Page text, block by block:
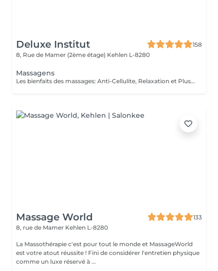
Deluxe Institut
158
8, Rue de Mamer (2ème étage) Kehlen L-8280
Massagens
Les bienfaits des massages: Anti-Cellulite, Relaxation et Plus Le massage est une pratique ancestrale qui procure de nombreux bienfaits pour le corps et l'esprit. Selon la technique utilisée, il peut agir sur la détente, la circulation ou encore l'élimination des toxines. Le massage anti-cellulite : Il aide à réduire l'aspect peau d'orange en stimulant la circulation sanguine et lymphatique. Il favorise le drainage des toxines et améliore l'élasticité de la peau, la rendant plus ferme et plus lisse. Le massage de relaxation : Idéal pour relâcher les tensions et apaiser le stress, il procure une sensation de bien-être immédiate. Grâce à des mouvements lents et fluides, il détend les muscles et favorise un sommeil réparateur. Le massage drainant: Il active le système lymphatique et réduit la rétention d'eau, aidant ainsi à affiner la silhouette et à éliminer les toxines. Parfait pour les jambes lourdes ! Chaque type de massage a ses propres vertus et s'adapte aux besoins de chacun. Que ce soit pour retrouver une peau plus ferme, soulager les tensions ou simplement s'accorder un moment de bien-être, il y a un massage fait pour vous !
Massage World
133
8, rue de Mamer Kehlen L-8280
La Massothérapie c'est pour tout le monde et MassageWorld
est votre atout réussite ! Fini de considérer l'entretien physique
comme un luxe réservé à ...